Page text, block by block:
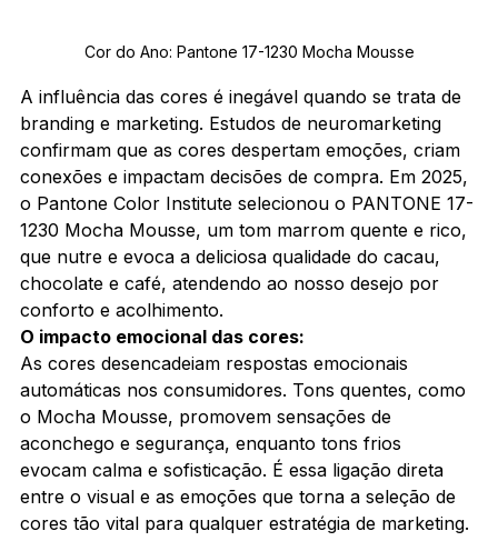
Cor do Ano: Pantone 17-1230 Mocha Mousse
A influência das cores é inegável quando se trata de
branding e marketing. Estudos de neuromarketing
confirmam que as cores despertam emoções, criam
conexões e impactam decisões de compra. Em 2025,
o Pantone Color Institute selecionou o PANTONE 17-
1230 Mocha Mousse, um tom marrom quente e rico,
que nutre e evoca a deliciosa qualidade do cacau,
chocolate e café, atendendo ao nosso desejo por
conforto e acolhimento.
O impacto emocional das cores:
As cores desencadeiam respostas emocionais
automáticas nos consumidores. Tons quentes, como
o Mocha Mousse, promovem sensações de
aconchego e segurança, enquanto tons frios
evocam calma e sofisticação. É essa ligação direta
entre o visual e as emoções que torna a seleção de
cores tão vital para qualquer estratégia de marketing.